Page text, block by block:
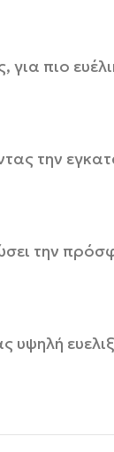
πιο
την
την